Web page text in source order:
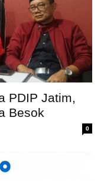
PDIP Jatim,
Besok
0